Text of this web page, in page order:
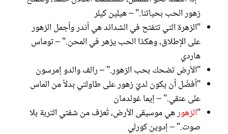
زهور الحب بحياتنا." – هيلين كيلر
"الزهرة التي تتفتح في الشدائد هي أندر وأجمل الزهور
على الإطلاق، وهكذا الحب يزهر في المحن." – توماس
هاردي
"الأرض تضحك بحب الزهور." – رالف والدو إمرسون
"أفضّل أن يكون لديّ زهور على طاولتي بدلاً من الماس
على عنقي." – إيما غولدمان
"الزهورهي موسيقى الأرض، تُعزف من شفتي التربة بلا
صوت." – إدوين كورلي